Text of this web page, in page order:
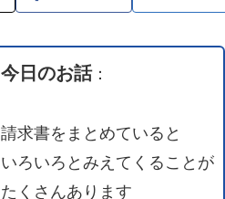
今日のお話：
請求書をまとめていると
いろいろとみえてくることが
たくさんあります